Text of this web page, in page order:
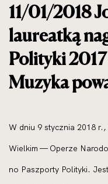
11/01/2018
laureatką
Polityki
Muzyka
W dniu 9 stycz­nia 2018
Wielkim — Operze
no Paszporty Polityki.